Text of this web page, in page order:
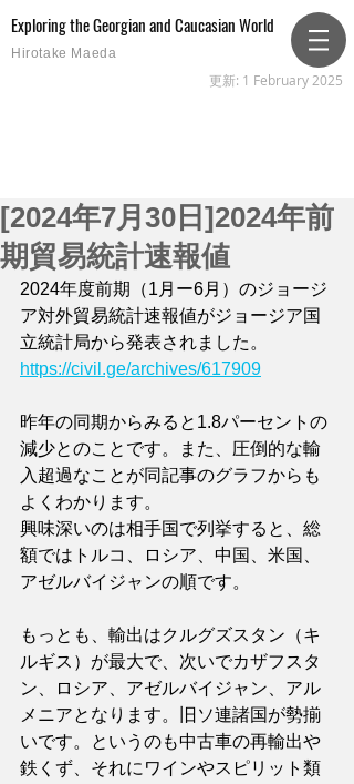
Exploring the Georgian and Caucasian World
Hirotake Maeda
更新: 1 February 2025
[2024年7月30日]2024年前
期貿易統計速報値
2024年度前期（1月ー6月）のジョージ
ア対外貿易統計速報値がジョージア国
立統計局から発表されました。
https://civil.ge/archives/617909
昨年の同期からみると1.8パーセントの
減少とのことです。また、圧倒的な輸
入超過なことが同記事のグラフからも
よくわかります。
興味深いのは相手国で列挙すると、総
額ではトルコ、ロシア、中国、米国、
アゼルバイジャンの順です。
もっとも、輸出はクルグズスタン（キ
ルギス）が最大で、次いでカザフスタ
ン、ロシア、アゼルバイジャン、アル
メニアとなります。旧ソ連諸国が勢揃
いです。というのも中古車の再輸出や
鉄くず、それにワインやスピリット類